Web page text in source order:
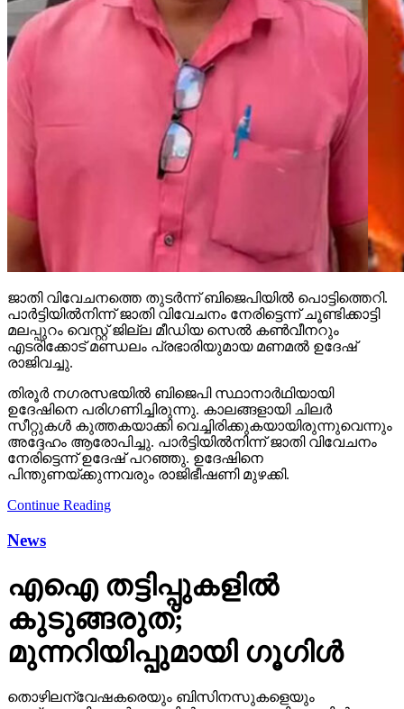
ജാതി വിവേചനത്തെ തുടര്‍ന്ന് ബിജെപിയില്‍ പൊട്ടിത്തെറി.
പാര്‍ട്ടിയില്‍നിന്ന് ജാതി വിവേചനം നേരിട്ടെന്ന് ചൂണ്ടിക്കാട്ടി
മലപ്പുറം വെസ്റ്റ് ജില്ല മീഡിയ സെല്‍ കണ്‍വീനറും
എടരിക്കോട് മണ്ഡലം പ്രഭാരിയുമായ മണമല്‍ ഉദേഷ്
രാജിവച്ചു.
തിരൂര്‍ നഗരസഭയില്‍ ബിജെപി സ്ഥാനാര്‍ഥിയായി
ഉദേഷിനെ പരിഗണിച്ചിരുന്നു. കാലങ്ങളായി ചിലര്‍
സീറ്റുകള്‍ കുത്തകയാക്കി വെച്ചിരിക്കുകയായിരുന്നുവെന്നും
അദ്ദേഹം ആരോപിച്ചു. പാര്‍ട്ടിയില്‍നിന്ന് ജാതി വിവേചനം
നേരിട്ടെന്ന് ഉദേഷ് പറഞ്ഞു. ഉദേഷിനെ
പിന്തുണയ്ക്കുന്നവരും രാജിഭീഷണി മുഴക്കി.
Continue Reading
News
എഐ തട്ടിപ്പുകളില്‍
കുടുങ്ങരുത്;
മുന്നറിയിപ്പുമായി ഗൂഗിള്‍
തൊഴിലന്വേഷകരെയും ബിസിനസുകളെയും